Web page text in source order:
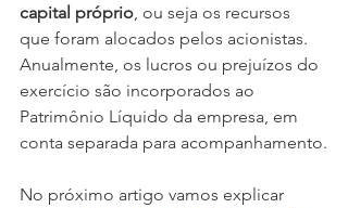
capital próprio, ou seja os recursos
que foram alocados pelos acionistas.
Anualmente, os lucros ou prejuízos do
exercício são incorporados ao
Patrimônio Líquido da empresa, em
conta separada para acompanhamento.
No próximo artigo vamos explicar